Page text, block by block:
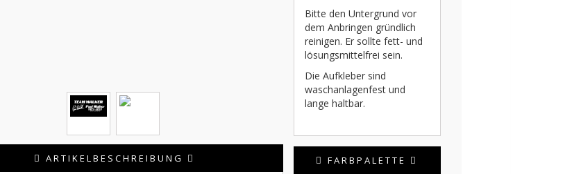
ARTIKELBESCHREIBUNG
Bitte den Untergrund vor
dem Anbringen gründlich
reinigen. Er sollte fett- und
lösungsmittelfrei sein.
Die Aufkleber sind
waschanlagenfest und
lange haltbar.
FARBPALETTE